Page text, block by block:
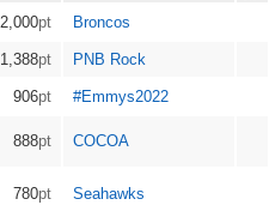
2,000pt Broncos
1,388pt PNB Rock
906pt #Emmys2022
888pt COCOA
780pt Seahawks